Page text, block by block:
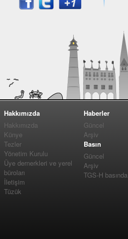
Hakkımızda
Hakkımızda
Künye
Tezler
Yönetim Kurulu
Üye dernerkleri ve yerel
büroları
İletişim
Tüzük
Haberler
Güncel
Arşiv
Basın
Güncel
Arşiv
TGS-H basında